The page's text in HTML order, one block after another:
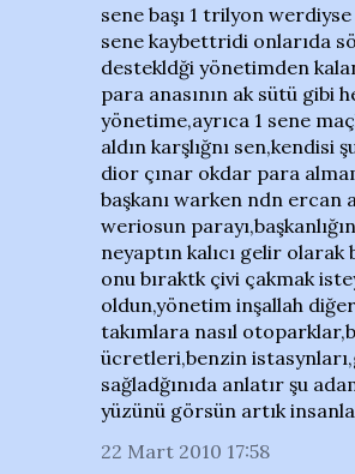
sene başı 1 trilyon werdiyse
sene kaybettridi onlarıda
destekldği yönetimden
para anasının ak sütü gibi
yönetime,ayrıca 1 sene
aldın karşlığnı sen,kendisi
dior çınar okdar para
başkanı warken ndn ercan
weriosun
neyaptın kalıcı gelir olarak
onu bıraktk çivi çakmak
oldun,yönetim inşallah
takımlara nasıl
ücretleri,benzin
sağladğınıda anlatır şu
yüzünü görsün artık
22 Mart 2010 17:58